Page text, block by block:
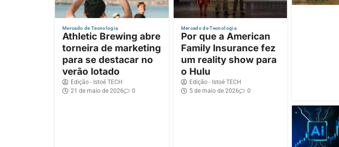
Mercado de Tecnologia
Athletic Brewing abre
torneira de marketing
para se destacar no
verão lotado
Edição - Istoé TECH
21 de maio de 2026
0
Mercado de Tecnologia
Por que a American
Family Insurance fez
um reality show para
o Hulu
Edição - Istoé TECH
5 de maio de 2026
0